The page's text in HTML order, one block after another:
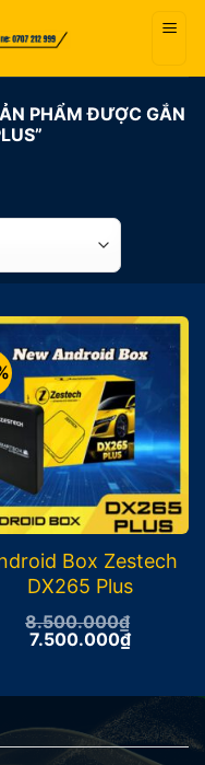
PHẨM ĐƯỢC GẮN
Box Zestech
DX265 Plus
8.500.000₫
Giá
8.500.000₫.
7.500.000₫Giá
là: